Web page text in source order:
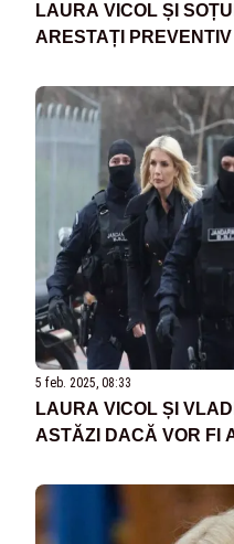
LAURA VICOL ȘI
ARESTAȚI
5 feb. 2025, 08:33
LAURA VICOL ȘI
ASTĂZI DACĂ VOR FI